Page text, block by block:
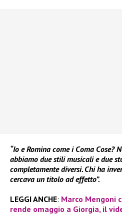
“Io e Romina come i Coma Cose?
abbiamo due stili musicali e due
completamente diversi. Chi ha
cercava un titolo ad effetto”.
LEGGI ANCHE: Marco Mengoni
rende omaggio a Giorgia, il